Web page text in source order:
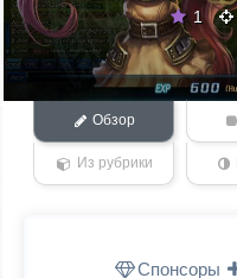
1
Обзор
Из рубрики
Спонсоры